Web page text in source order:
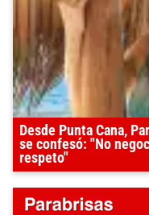
Desde Punta Cana,
se confesó: "No
respeto"